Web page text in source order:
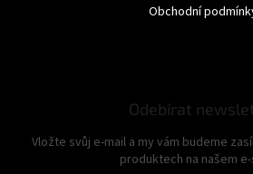
Obchodní
Odebírat
Vložte svůj e-mail a my vám budeme
produktech na našem